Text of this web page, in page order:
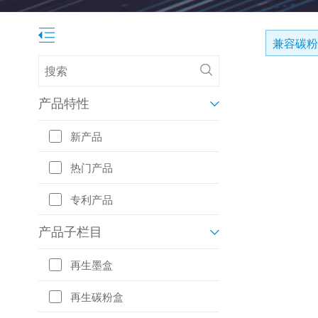
产品特性
新产品
热门产品
专利产品
产品子栏目
再生墨盒
再生碳粉盒
兼容碳